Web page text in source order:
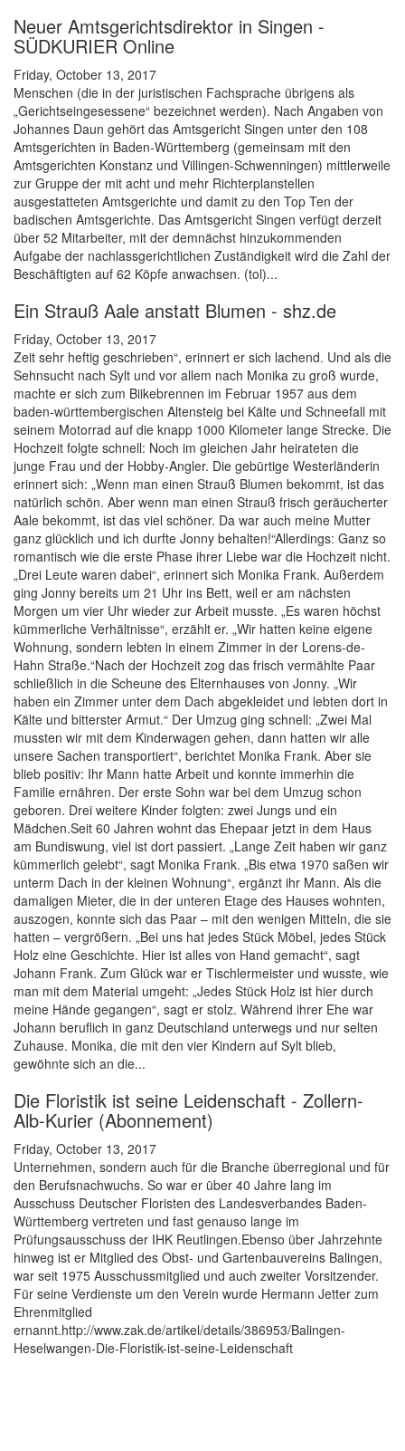
Neuer Amtsgerichtsdirektor in Singen -
SÜDKURIER Online
Friday, October 13, 2017
Menschen (die in der juristischen Fachsprache übrigens als
„Gerichtseingesessene“ bezeichnet werden). Nach Angaben von
Johannes Daun gehört das Amtsgericht Singen unter den 108
Amtsgerichten in Baden-Württemberg (gemeinsam mit den
Amtsgerichten Konstanz und Villingen-Schwenningen) mittlerweile
zur Gruppe der mit acht und mehr Richterplanstellen
ausgestatteten Amtsgerichte und damit zu den Top Ten der
badischen Amtsgerichte. Das Amtsgericht Singen verfügt derzeit
über 52 Mitarbeiter, mit der demnächst hinzukommenden
Aufgabe der nachlassgerichtlichen Zuständigkeit wird die Zahl der
Beschäftigten auf 62 Köpfe anwachsen. (tol)...
Ein Strauß Aale anstatt Blumen - shz.de
Friday, October 13, 2017
Zeit sehr heftig geschrieben“, erinnert er sich lachend. Und als die
Sehnsucht nach Sylt und vor allem nach Monika zu groß wurde,
machte er sich zum Biikebrennen im Februar 1957 aus dem
baden-württembergischen Altensteig bei Kälte und Schneefall mit
seinem Motorrad auf die knapp 1000 Kilometer lange Strecke. Die
Hochzeit folgte schnell: Noch im gleichen Jahr heirateten die
junge Frau und der Hobby-Angler. Die gebürtige Westerländerin
erinnert sich: „Wenn man einen Strauß Blumen bekommt, ist das
natürlich schön. Aber wenn man einen Strauß frisch geräucherter
Aale bekommt, ist das viel schöner. Da war auch meine Mutter
ganz glücklich und ich durfte Jonny behalten!“Allerdings: Ganz so
romantisch wie die erste Phase ihrer Liebe war die Hochzeit nicht.
„Drei Leute waren dabei“, erinnert sich Monika Frank. Außerdem
ging Jonny bereits um 21 Uhr ins Bett, weil er am nächsten
Morgen um vier Uhr wieder zur Arbeit musste. „Es waren höchst
kümmerliche Verhältnisse“, erzählt er. „Wir hatten keine eigene
Wohnung, sondern lebten in einem Zimmer in der Lorens-de-
Hahn Straße.“Nach der Hochzeit zog das frisch vermählte Paar
schließlich in die Scheune des Elternhauses von Jonny. „Wir
haben ein Zimmer unter dem Dach abgekleidet und lebten dort in
Kälte und bitterster Armut.“ Der Umzug ging schnell: „Zwei Mal
mussten wir mit dem Kinderwagen gehen, dann hatten wir alle
unsere Sachen transportiert“, berichtet Monika Frank. Aber sie
blieb positiv: Ihr Mann hatte Arbeit und konnte immerhin die
Familie ernähren. Der erste Sohn war bei dem Umzug schon
geboren. Drei weitere Kinder folgten: zwei Jungs und ein
Mädchen.Seit 60 Jahren wohnt das Ehepaar jetzt in dem Haus
am Bundiswung, viel ist dort passiert. „Lange Zeit haben wir ganz
kümmerlich gelebt“, sagt Monika Frank. „Bis etwa 1970 saßen wir
unterm Dach in der kleinen Wohnung“, ergänzt ihr Mann. Als die
damaligen Mieter, die in der unteren Etage des Hauses wohnten,
auszogen, konnte sich das Paar – mit den wenigen Mitteln, die sie
hatten – vergrößern. „Bei uns hat jedes Stück Möbel, jedes Stück
Holz eine Geschichte. Hier ist alles von Hand gemacht“, sagt
Johann Frank. Zum Glück war er Tischlermeister und wusste, wie
man mit dem Material umgeht: „Jedes Stück Holz ist hier durch
meine Hände gegangen“, sagt er stolz. Während ihrer Ehe war
Johann beruflich in ganz Deutschland unterwegs und nur selten
Zuhause. Monika, die mit den vier Kindern auf Sylt blieb,
gewöhnte sich an die...
Die Floristik ist seine Leidenschaft - Zollern-
Alb-Kurier (Abonnement)
Friday, October 13, 2017
Unternehmen, sondern auch für die Branche überregional und für
den Berufsnachwuchs. So war er über 40 Jahre lang im
Ausschuss Deutscher Floristen des Landesverbandes Baden-
Württemberg vertreten und fast genauso lange im
Prüfungsausschuss der IHK Reutlingen.Ebenso über Jahrzehnte
hinweg ist er Mitglied des Obst- und Gartenbauvereins Balingen,
war seit 1975 Ausschussmitglied und auch zweiter Vorsitzender.
Für seine Verdienste um den Verein wurde Hermann Jetter zum
Ehrenmitglied
ernannt.http://www.zak.de/artikel/details/386953/Balingen-
Heselwangen-Die-Floristik-ist-seine-Leidenschaft